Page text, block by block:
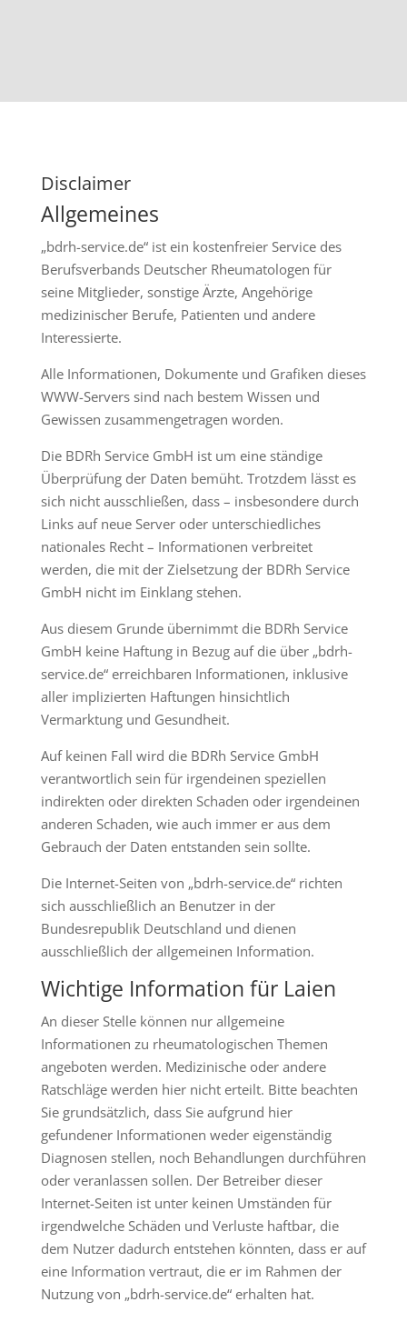
Disclaimer
Allgemeines
„bdrh-service.de“ ist ein kostenfreier Service des
Berufsverbands Deutscher Rheumatologen für
seine Mitglieder, sonstige Ärzte, Angehörige
medizinischer Berufe, Patienten und andere
Interessierte.
Alle Informationen, Dokumente und Grafiken dieses
WWW-Servers sind nach bestem Wissen und
Gewissen zusammengetragen worden.
Die BDRh Service GmbH ist um eine ständige
Überprüfung der Daten bemüht. Trotzdem lässt es
sich nicht ausschließen, dass – insbesondere durch
Links auf neue Server oder unterschiedliches
nationales Recht – Informationen verbreitet
werden, die mit der Zielsetzung der BDRh Service
GmbH nicht im Einklang stehen.
Aus diesem Grunde übernimmt die BDRh Service
GmbH keine Haftung in Bezug auf die über „bdrh-
service.de“ erreichbaren Informationen, inklusive
aller implizierten Haftungen hinsichtlich
Vermarktung und Gesundheit.
Auf keinen Fall wird die BDRh Service GmbH
verantwortlich sein für irgendeinen speziellen
indirekten oder direkten Schaden oder irgendeinen
anderen Schaden, wie auch immer er aus dem
Gebrauch der Daten entstanden sein sollte.
Die Internet-Seiten von „bdrh-service.de“ richten
sich ausschließlich an Benutzer in der
Bundesrepublik Deutschland und dienen
ausschließlich der allgemeinen Information.
Wichtige Information für Laien
An dieser Stelle können nur allgemeine
Informationen zu rheumatologischen Themen
angeboten werden. Medizinische oder andere
Ratschläge werden hier nicht erteilt. Bitte beachten
Sie grundsätzlich, dass Sie aufgrund hier
gefundener Informationen weder eigenständig
Diagnosen stellen, noch Behandlungen durchführen
oder veranlassen sollen. Der Betreiber dieser
Internet-Seiten ist unter keinen Umständen für
irgendwelche Schäden und Verluste haftbar, die
dem Nutzer dadurch entstehen könnten, dass er auf
eine Information vertraut, die er im Rahmen der
Nutzung von „bdrh-service.de“ erhalten hat.